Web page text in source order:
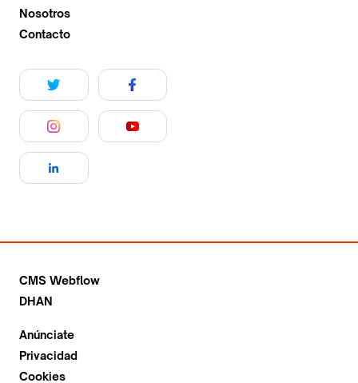
Nosotros
Contacto
CMS Webflow
DHAN
Anúnciate
Privacidad
Cookies